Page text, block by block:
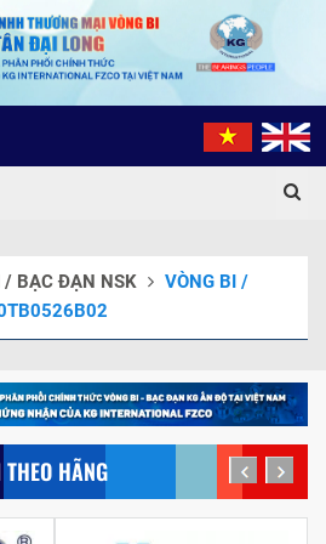
/ BẠC ĐẠN NSK
VÒNG BI /
HÃNG prev next